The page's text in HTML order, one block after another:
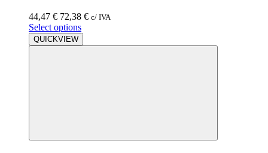
44,47 € 72,38 € c/ IVA
Select options
QUICKVIEW